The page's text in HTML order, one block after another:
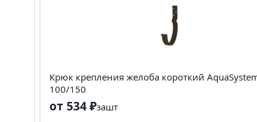
Крюк крепления желоба короткий
100/150
от 534 ₽зашт